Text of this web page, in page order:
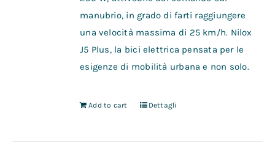
manubrio, in grado di farti raggiungere
una velocità massima di 25 km/h. Nilox
J5 Plus, la bici elettrica pensata per le
esigenze di mobilità urbana e non solo.
Add to cart Dettagli